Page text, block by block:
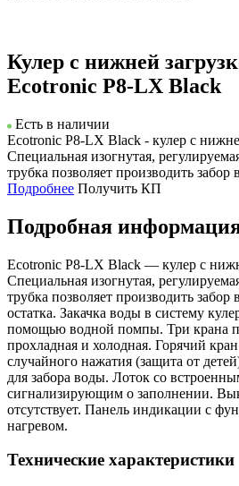
Кулер с нижней
Ecotronic P8-LX Black
Есть в наличии
Ecotronic P8-LX Black - кулер с
Специальная изогнутая,
трубка позволяет производить забор
Подробнее Получить КП
Подробная
Ecotronic P8-LX Black — кулер с
Специальная изогнутая,
трубка позволяет производить забор
остатка. Закачка воды в систему
помощью водной помпы. Три крана
прохладная и холодная. Горячий
случайного нажатия (защита от
для забора воды. Лоток со
сигнализирующим о заполнении.
отсутствует. Панель индикации с
нагревом.
Технические характеристики